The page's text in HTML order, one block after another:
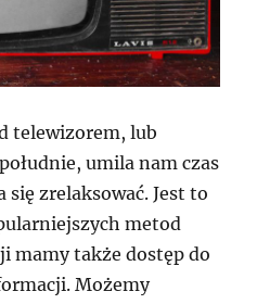
telewizorem, lub
umila nam czas
zrelaksować. Jest to
metod
mamy także dostęp do
Możemy